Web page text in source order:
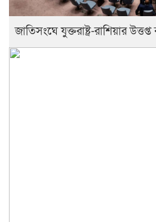
জাতিসংঘে যুক্তরাষ্ট্র-রাশিয়ার